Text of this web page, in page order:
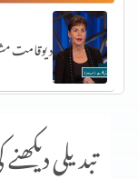
دیوقامت
آپ کاتبدیلی